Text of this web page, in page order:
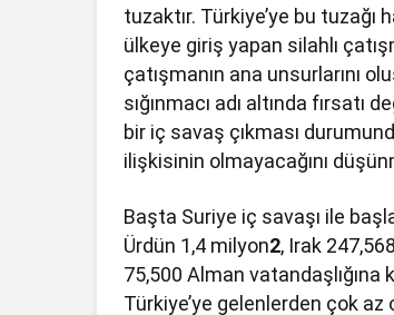
tuzaktır. Türkiye’ye bu tuzağı
ülkeye giriş yapan silahlı
çatışmanın ana unsurlarını
sığınmacı adı altında fırsatı
bir iç savaş çıkması
ilişkisinin olmayacağını
Başta Suriye iç savaşı ile
Ürdün 1,4 milyon2, Irak 247,568
75,500 Alman vatandaşlığına
Türkiye’ye gelenlerden çok az